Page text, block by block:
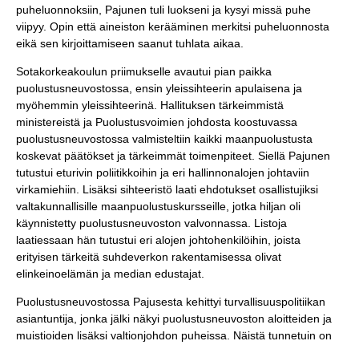
puheluonnoksiin, Pajunen tuli luokseni ja kysyi missä puhe
viipyy. Opin että aineiston kerääminen merkitsi puheluonnosta
eikä sen kirjoittamiseen saanut tuhlata aikaa.
Sotakorkeakoulun priimukselle avautui pian paikka
puolustusneuvostossa, ensin yleissihteerin apulaisena ja
myöhemmin yleissihteerinä. Hallituksen tärkeimmistä
ministereistä ja Puolustusvoimien johdosta koostuvassa
puolustusneuvostossa valmisteltiin kaikki maanpuolustusta
koskevat päätökset ja tärkeimmät toimenpiteet. Siellä Pajunen
tutustui eturivin poliitikkoihin ja eri hallinnonalojen johtaviin
virkamiehiin. Lisäksi sihteeristö laati ehdotukset osallistujiksi
valtakunnallisille maanpuolustuskursseille, jotka hiljan oli
käynnistetty puolustusneuvoston valvonnassa. Listoja
laatiessaan hän tutustui eri alojen johtohenkilöihin, joista
erityisen tärkeitä suhdeverkon rakentamisessa olivat
elinkeinoelämän ja median edustajat.
Puolustusneuvostossa Pajusesta kehittyi turvallisuuspolitiikan
asiantuntija, jonka jälki näkyi puolustusneuvoston aloitteiden ja
muistioiden lisäksi valtionjohdon puheissa. Näistä tunnetuin on